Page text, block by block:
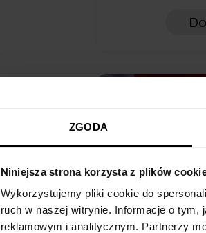
ZGODA
Niniejsza strona korzysta z plików
Wykorzystujemy pliki cookie do
ruch w naszej witrynie. Informacje o tym,
reklamowym i analitycznym. Partnerzy